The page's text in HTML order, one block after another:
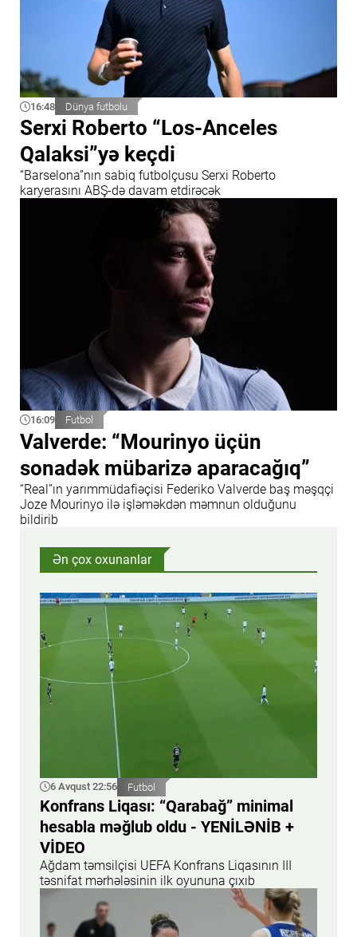
16:48 Dünya futbolu
Serxi Roberto “Los-Anceles
Qalaksi”yə keçdi
“Barselona”nın sabiq futbolçusu Serxi Roberto
karyerasını ABŞ-də davam etdirəcək
16:09 Futbol
Valverde: “Mourinyo üçün
sonadək mübarizə aparacağıq”
“Real”ın yarımmüdafiəçisi Federiko Valverde baş məşqçi
Joze Mourinyo ilə işləməkdən məmnun olduğunu
bildirib
Ən çox oxunanlar
6 Avqust 22:56 Futbol
Konfrans Liqası: “Qarabağ” minimal
hesabla məğlub oldu - YENİLƏNİB +
VİDEO
Ağdam təmsilçisi UEFA Konfrans Liqasının III
təsnifat mərhələsinin ilk oyununa çıxıb